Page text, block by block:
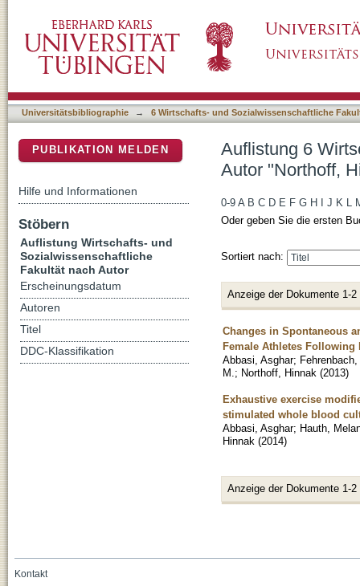
Universitätsbibliographie → 6 Wirtschafts- und Sozialwissenschaftliche
Auflistung 6
Autor "Northoff,
0-9 A B C D E F G H J K L
Oder geben Sie die ersten
Sortiert nach:
Anzeige der Dokumente 1-2
Changes in Spontaneous
Female Athletes Following
Abbasi, Asghar;
M. ; Northoff, Hinnak (2013)
Exhaustive exercise
stimulated whole blood
Abbasi, Asghar; Hauth,
Hinnak (2014)
Anzeige der Dokumente 1-2
PUBLIKATION MELDEN
Hilfe und Informationen
Stöbern
Auflistung Wirtschafts- und
Sozialwissenschaftliche
Fakultät nach Autor
Erscheinungsdatum
Autoren
Titel
DDC-Klassifikation
Kontakt